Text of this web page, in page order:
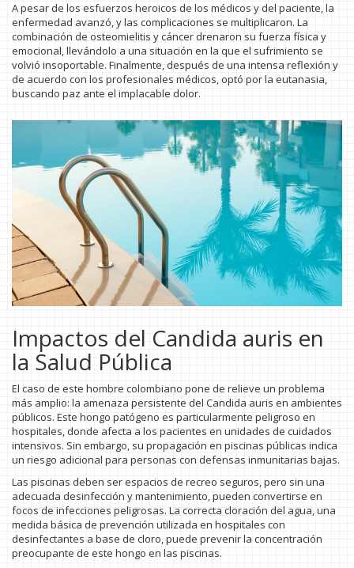
A pesar de los esfuerzos heroicos de los médicos y del paciente, la
enfermedad avanzó, y las complicaciones se multiplicaron. La
combinación de osteomielitis y cáncer drenaron su fuerza física y
emocional, llevándolo a una situación en la que el sufrimiento se
volvió insoportable. Finalmente, después de una intensa reflexión y
de acuerdo con los profesionales médicos, optó por la eutanasia,
buscando paz ante el implacable dolor.
Impactos del Candida auris en
la Salud Pública
El caso de este hombre colombiano pone de relieve un problema
más amplio: la amenaza persistente del Candida auris en ambientes
públicos. Este hongo patógeno es particularmente peligroso en
hospitales, donde afecta a los pacientes en unidades de cuidados
intensivos. Sin embargo, su propagación en piscinas públicas indica
un riesgo adicional para personas con defensas inmunitarias bajas.
Las piscinas deben ser espacios de recreo seguros, pero sin una
adecuada desinfección y mantenimiento, pueden convertirse en
focos de infecciones peligrosas. La correcta cloración del agua, una
medida básica de prevención utilizada en hospitales con
desinfectantes a base de cloro, puede prevenir la concentración
preocupante de este hongo en las piscinas.